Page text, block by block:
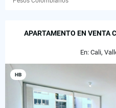
APARTAMENTO EN VENTA
En: Cali,
HB